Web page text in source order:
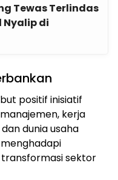
Tewas Terlindas
Nyalip di
positif inisiatif
kerja
dunia usaha
sektor